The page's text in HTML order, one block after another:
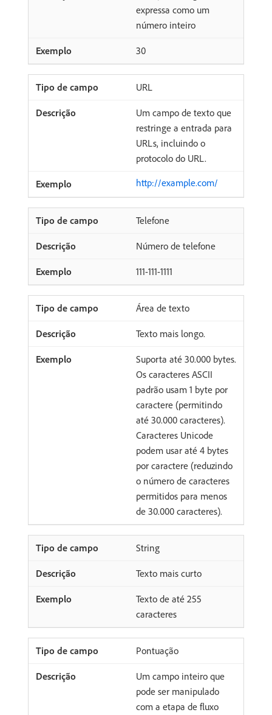
expressa como um
número inteiro
30
URL
Um campo de texto que
restringe a entrada para
URLs, incluindo o
protocolo do URL.
http://example.com/
Telefone
Número de telefone
111-111-1111
Área de texto
Texto mais longo.
Suporta até 30.000 bytes.
Os caracteres ASCII
padrão usam 1 byte por
caractere (permitindo
até 30.000 caracteres).
Caracteres Unicode
podem usar até 4 bytes
por caractere (reduzindo
o número de caracteres
permitidos para menos
de 30.000 caracteres).
String
Texto mais curto
Texto de até 255
caracteres
Pontuação
Um campo inteiro que
pode ser manipulado
com a etapa de fluxo